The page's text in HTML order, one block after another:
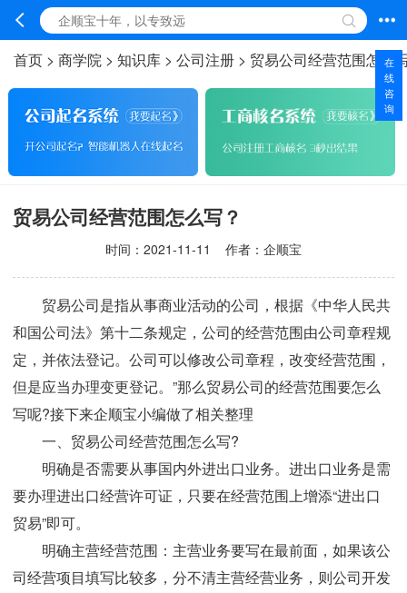
首页 > 商学院 > 知识库 > 公司注册 > 贸易公司经营范围怎么
贸易公司经营范围怎么写？
时间： 2021-11-11 作者：企顺宝
贸易公司是指从事商业活动的公司，根据《中华人民共
和国公司法》第十二条规定，公司的经营范围由公司章程规
定，并依法登记。公司可以修改公司章程，改变经营范围，
但是应当办理变更登记。”那么贸易公司的经营范围要怎么
写呢?接下来企顺宝小编做了相关整理
一、贸易公司经营范围怎么写?
明确是否需要从事国内外进出口业务。进出口业务是需
要办理进出口经营许可证，只要在经营范围上增添“进出口
贸易”即可。
明确主营经营范围：主营业务要写在最前面，如果该公
司经营项目填写比较多，分不清主营经营业务，则公司开发
在
线
咨
询